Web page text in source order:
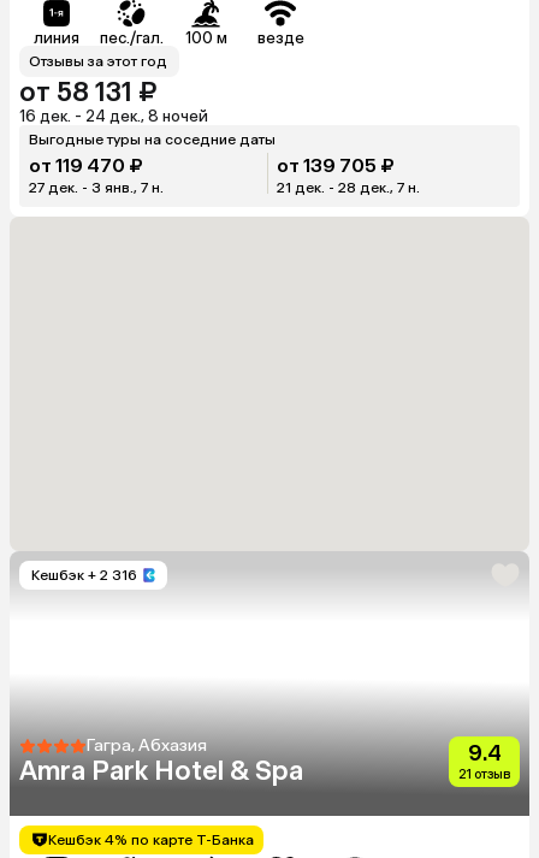
линия пес./гал. 100 м везде
Отзывы за этот год
от 58 131 ₽
16 дек. - 24 дек., 8 ночей
Выгодные туры на соседние даты
от 119 470 ₽
27 дек. - 3 янв., 7 н.
от 139 705 ₽
21 дек. - 28 дек., 7 н.
Кешбэк + 2 316
Гагра, Абхазия
Amra Park Hotel & Spa
9.4
21 отзыв
Кешбэк 4% по карте Т-Банка